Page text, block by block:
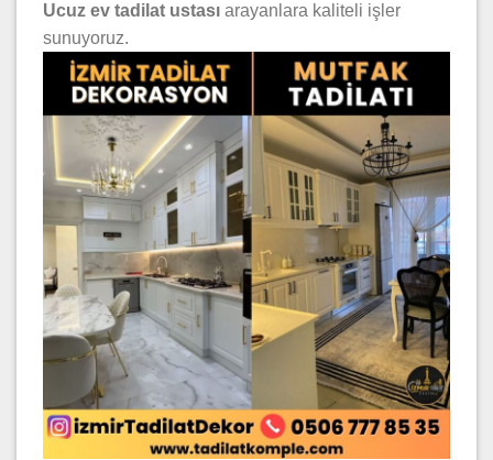
Ucuz ev tadilat ustası arayanlara kaliteli işler
sunuyoruz.